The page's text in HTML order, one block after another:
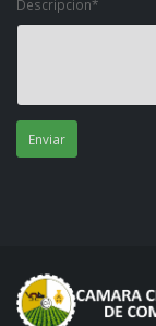
Descripcion*